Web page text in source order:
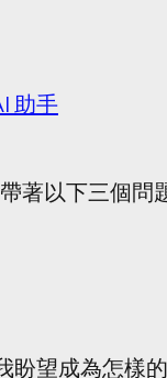
助手
著以下三個問
盼望成為怎樣